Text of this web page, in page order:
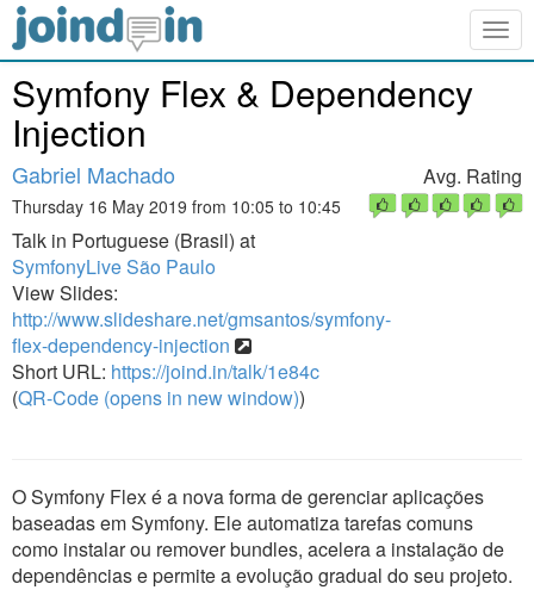
Symfony Flex & Dependency
Injection
Gabriel Machado
Thursday 16 May 2019 from 10:05 to 10:45
Talk in Portuguese (Brasil) at
SymfonyLive São Paulo
View Slides:
http://www.slideshare.net/gmsantos/symfony-
flex-dependency-injection
Short URL: https://joind.in/talk/1e84c
(QR-Code (opens in new window))
Avg. Rating
O Symfony Flex é a nova forma de gerenciar aplicações
baseadas em Symfony. Ele automatiza tarefas comuns
como instalar ou remover bundles, acelera a instalação de
dependências e permite a evolução gradual do seu projeto.